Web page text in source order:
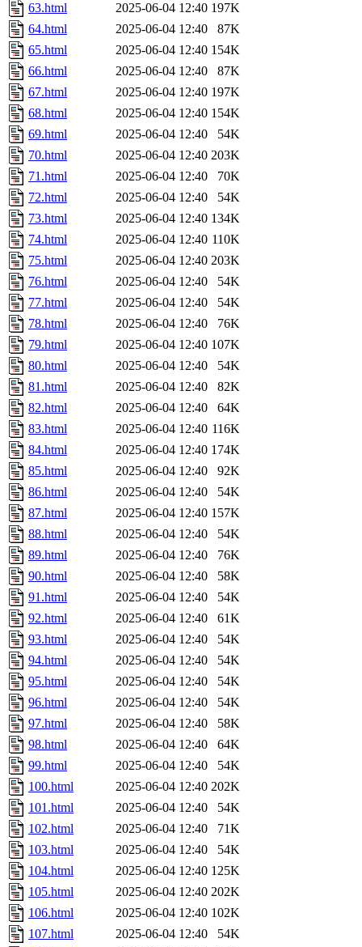
63.html
2025-06-04 12:40 197K
64.html
2025-06-04 12:40
87K
65.html
2025-06-04 12:40 154K
66.html
2025-06-04 12:40
87K
67.html
2025-06-04 12:40 197K
68.html
2025-06-04 12:40 154K
69.html
2025-06-04 12:40
54K
70.html
2025-06-04 12:40 203K
71.html
2025-06-04 12:40
70K
72.html
2025-06-04 12:40
54K
73.html
2025-06-04 12:40 134K
74.html
2025-06-04 12:40 110K
75.html
2025-06-04 12:40 203K
76.html
2025-06-04 12:40
54K
77.html
2025-06-04 12:40
54K
78.html
2025-06-04 12:40
76K
79.html
2025-06-04 12:40 107K
80.html
2025-06-04 12:40
54K
81.html
2025-06-04 12:40
82K
82.html
2025-06-04 12:40
64K
83.html
2025-06-04 12:40 116K
84.html
2025-06-04 12:40 174K
85.html
2025-06-04 12:40
92K
86.html
2025-06-04 12:40
54K
87.html
2025-06-04 12:40 157K
88.html
2025-06-04 12:40
54K
89.html
2025-06-04 12:40
76K
90.html
2025-06-04 12:40
58K
91.html
2025-06-04 12:40
54K
92.html
2025-06-04 12:40
61K
93.html
2025-06-04 12:40
54K
94.html
2025-06-04 12:40
54K
95.html
2025-06-04 12:40
54K
96.html
2025-06-04 12:40
54K
97.html
2025-06-04 12:40
58K
98.html
2025-06-04 12:40
64K
99.html
2025-06-04 12:40
54K
100.html
2025-06-04 12:40 202K
101.html
2025-06-04 12:40
54K
102.html
2025-06-04 12:40
71K
103.html
2025-06-04 12:40
54K
104.html
2025-06-04 12:40 125K
105.html
2025-06-04 12:40 202K
106.html
2025-06-04 12:40 102K
107.html
2025-06-04 12:40
54K